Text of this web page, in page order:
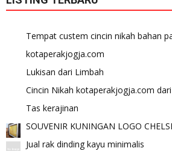
Tempat custem cincin nikah bahan
kotaperakjogja.com
Lukisan dari Limbah
Cincin Nikah kotaperakjogja.com
Tas kerajinan
SOUVENIR KUNINGAN LOGO
Jual rak dinding kayu minimalis